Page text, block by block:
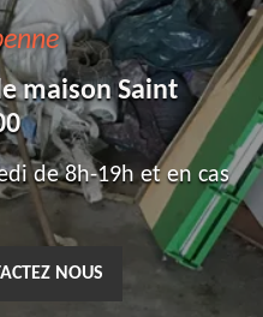
maison Saint
de 8h-19h et en cas
NOUS